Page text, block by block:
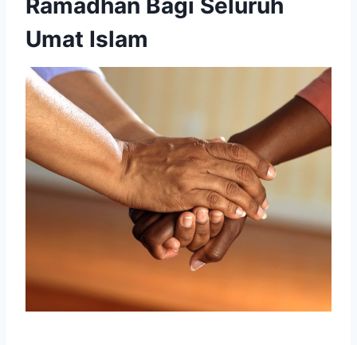
Ramadhan Bagi Seluruh
Umat Islam